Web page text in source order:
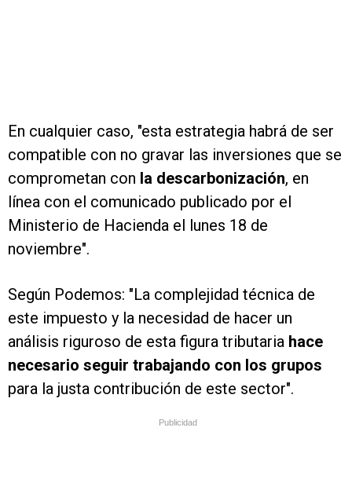
En cualquier caso, "esta estrategia habrá de ser
compatible con no gravar las inversiones que se
comprometan con la descarbonización, en
línea con el comunicado publicado por el
Ministerio de Hacienda el lunes 18 de
noviembre".
Según Podemos: "La complejidad técnica de
este impuesto y la necesidad de hacer un
análisis riguroso de esta figura tributaria hace
necesario seguir trabajando con los grupos
para la justa contribución de este sector".
Publicidad